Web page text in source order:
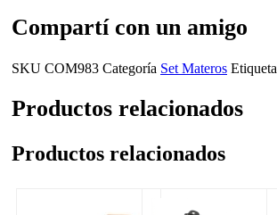
Compartí con un amigo
SKU COM983 Categoría Set Materos Etiqueta
Productos relacionados
Productos relacionados